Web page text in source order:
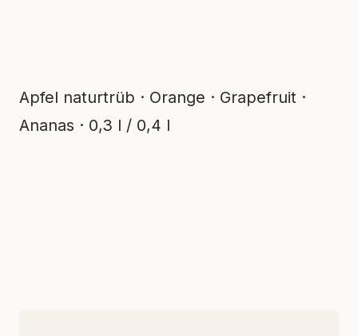
Apfel naturtrüb · Orange · Grapefruit ·
Ananas · 0,3 l / 0,4 l